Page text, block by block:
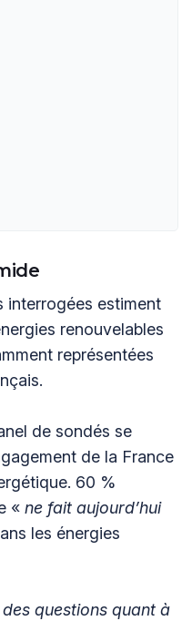
interrogées estiment
renouvelables
représentées
de sondés se
de la France
60 %
« ne fait aujourd’hui
les énergies
questions quant à